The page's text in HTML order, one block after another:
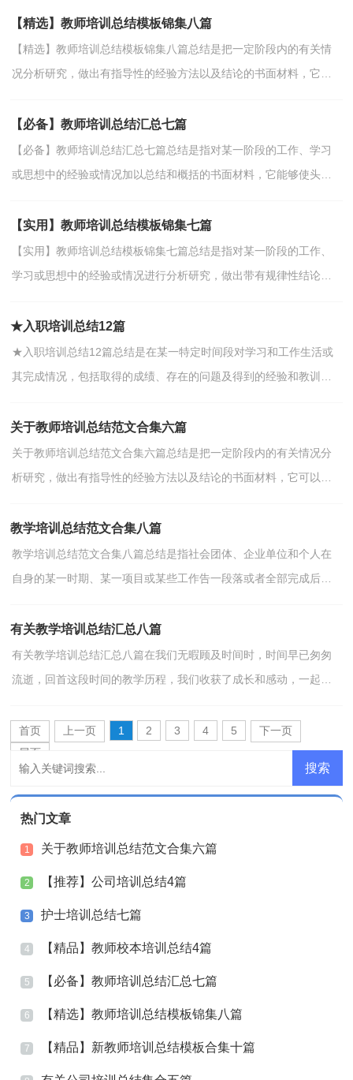
【精选】教师培训总结模板锦集八篇
【精选】教师培训总结模板锦集八篇总结是把一定阶段内的有关情
况分析研究，做出有指导性的经验方法以及结论的书面材料，它可
【必备】教师培训总结汇总七篇
【必备】教师培训总结汇总七篇总结是指对某一阶段的工作、学习
或思想中的经验或情况加以总结和概括的书面材料，它能够使头脑
【实用】教师培训总结模板锦集七篇
【实用】教师培训总结模板锦集七篇总结是指对某一阶段的工作、
学习或思想中的经验或情况进行分析研究，做出带有规律性结论的
★入职培训总结12篇
★入职培训总结12篇总结是在某一特定时间段对学习和工作生活或
其完成情况，包括取得的成绩、存在的问题及得到的经验和教训加
关于教师培训总结范文合集六篇
关于教师培训总结范文合集六篇总结是把一定阶段内的有关情况分
析研究，做出有指导性的经验方法以及结论的书面材料，它可以帮
教学培训总结范文合集八篇
教学培训总结范文合集八篇总结是指社会团体、企业单位和个人在
自身的某一时期、某一项目或某些工作告一段落或者全部完成后进
有关教学培训总结汇总八篇
有关教学培训总结汇总八篇在我们无暇顾及时间时，时间早已匆匆
流逝，回首这段时间的教学历程，我们收获了成长和感动，一起好
首页 上一页 1 2 3 4 5
下一页
尾页
热门文章
1 关于教师培训总结范文合集六篇
2 【推荐】公司培训总结4篇
3 护士培训总结七篇
4 【精品】教师校本培训总结4篇
5 【必备】教师培训总结汇总七篇
6 【精选】教师培训总结模板锦集八篇
7 【精品】新教师培训总结模板合集十篇